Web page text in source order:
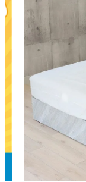
最短発送
ソファ